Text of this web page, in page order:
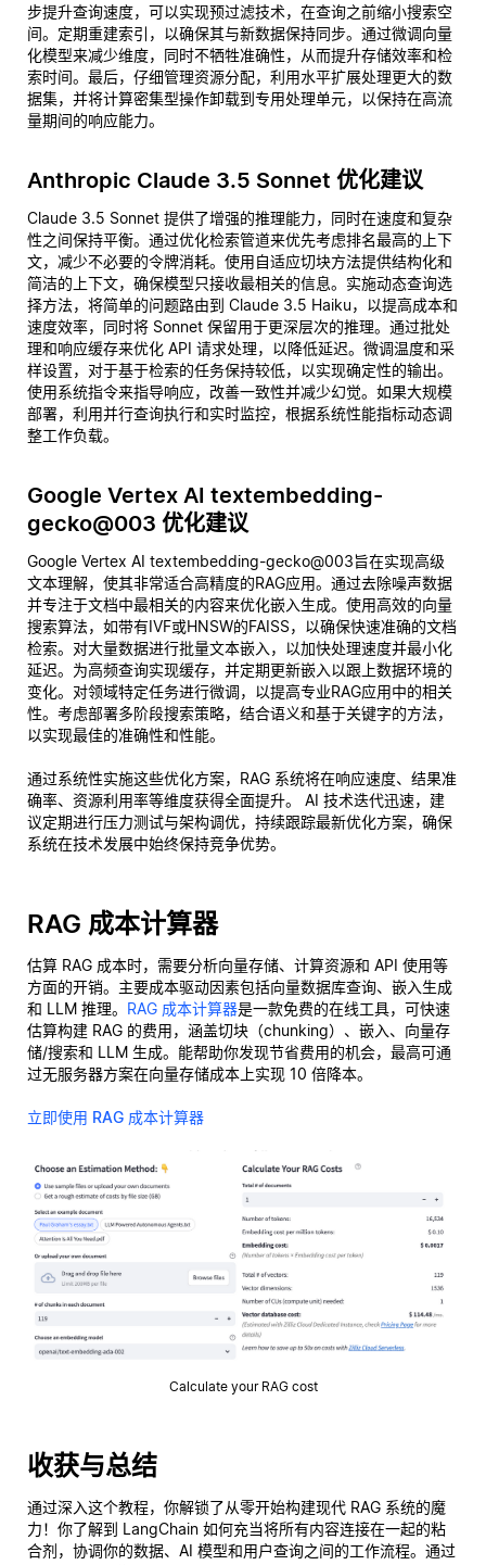
步提升查询速度，可以实现预过滤技术，在查询之前缩小搜索空
间。定期重建索引，以确保其与新数据保持同步。通过微调向量
化模型来减少维度，同时不牺牲准确性，从而提升存储效率和检
索时间。最后，仔细管理资源分配，利用水平扩展处理更大的数
据集，并将计算密集型操作卸载到专用处理单元，以保持在高流
量期间的响应能力。
Anthropic Claude 3.5 Sonnet 优化建议
Claude 3.5 Sonnet 提供了增强的推理能力，同时在速度和复杂
性之间保持平衡。通过优化检索管道来优先考虑排名最高的上下
文，减少不必要的令牌消耗。使用自适应切块方法提供结构化和
简洁的上下文，确保模型只接收最相关的信息。实施动态查询选
择方法，将简单的问题路由到 Claude 3.5 Haiku，以提高成本和
速度效率，同时将 Sonnet 保留用于更深层次的推理。通过批处
理和响应缓存来优化 API 请求处理，以降低延迟。微调温度和采
样设置，对于基于检索的任务保持较低，以实现确定性的输出。
使用系统指令来指导响应，改善一致性并减少幻觉。如果大规模
部署，利用并行查询执行和实时监控，根据系统性能指标动态调
整工作负载。
Google Vertex AI textembedding-
gecko@003 优化建议
Google Vertex AI textembedding-gecko@003旨在实现高级
文本理解，使其非常适合高精度的RAG应用。通过去除噪声数据
并专注于文档中最相关的内容来优化嵌入生成。使用高效的向量
搜索算法，如带有IVF或HNSW的FAISS，以确保快速准确的文档
检索。对大量数据进行批量文本嵌入，以加快处理速度并最小化
延迟。为高频查询实现缓存，并定期更新嵌入以跟上数据环境的
变化。对领域特定任务进行微调，以提高专业RAG应用中的相关
性。考虑部署多阶段搜索策略，结合语义和基于关键字的方法，
以实现最佳的准确性和性能。
通过系统性实施这些优化方案，RAG 系统将在响应速度、结果准
确率、资源利用率等维度获得全面提升。 AI 技术迭代迅速，建
议定期进行压力测试与架构调优，持续跟踪最新优化方案，确保
系统在技术发展中始终保持竞争优势。
RAG 成本计算器
估算 RAG 成本时，需要分析向量存储、计算资源和 API 使用等
方面的开销。主要成本驱动因素包括向量数据库查询、嵌入生成
和 LLM 推理。 RAG 成本计算器是一款免费的在线工具，可快速
估算构建 RAG 的费用，涵盖切块（chunking）、嵌入、向量存
储/搜索和 LLM 生成。能帮助你发现节省费用的机会，最高可通
过无服务器方案在向量存储成本上实现 10 倍降本。
立即使用 RAG 成本计算器
Calculate your RAG cost
收获与总结
通过深入这个教程，你解锁了从零开始构建现代 RAG 系统的魔
力！你了解到 LangChain 如何充当将所有内容连接在一起的粘
合剂，协调你的数据、AI 模型和用户查询之间的工作流程。通过